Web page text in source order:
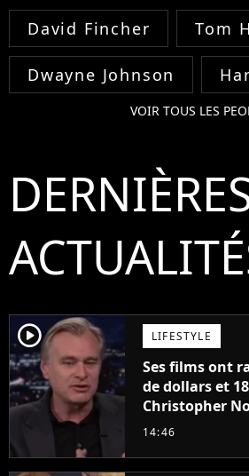
David Fincher Tom
Dwayne Johnson
VOIR TOUS LES
player2 LIFESTYLE
Ses films ont
de dollars et
Christopher
tourner un
14:46